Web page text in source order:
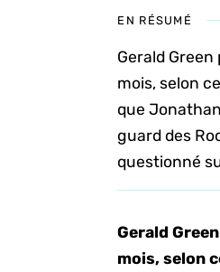
EN RÉSUMÉ
Gerald
mois, selon
que
guard des
questionné
Gerald
mois, selon